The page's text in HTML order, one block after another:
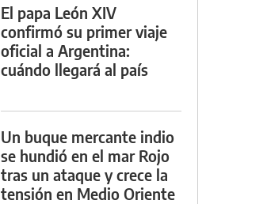
El papa León XIV
confirmó su primer viaje
oficial a Argentina:
cuándo llegará al país
Un buque mercante indio
se hundió en el mar Rojo
tras un ataque y crece la
tensión en Medio Oriente